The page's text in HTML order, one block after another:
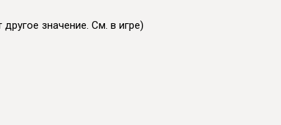
значение. См. в игре)